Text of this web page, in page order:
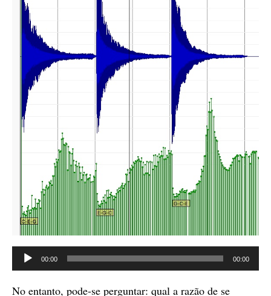
Tocador
de
00:00 00:00
No entanto, pode-se perguntar: qual a razão de se